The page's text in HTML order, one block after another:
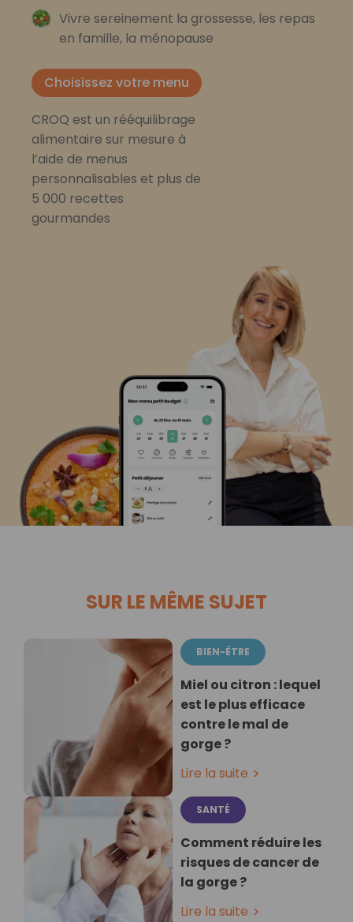
Vivre sereinement la grossesse, les repas
en famille, la ménopause
Choisissez votre menu
CROQ est un rééquilibrage
alimentaire sur mesure à
l’aide de menus
personnalisables et plus de
5 000 recettes
gourmandes
SUR LE MÊME SUJET
BIEN-ÊTRE
Miel ou citron : lequel
est le plus efficace
contre le mal de
gorge ?
Lire la suite
SANTÉ
Comment réduire les
risques de cancer de
la gorge ?
Lire la suite